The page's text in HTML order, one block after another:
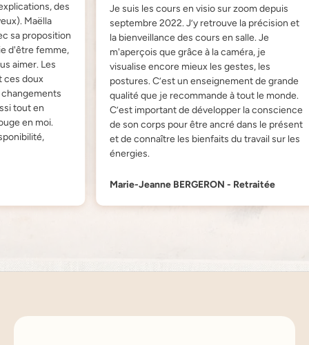
des
Maëlla
proposition
femme,
Les
doux
en
en moi.
Je suis les cours en visio sur zoom depuis
septembre 2022. J’y retrouve la précision et
la bienveillance des cours en salle. Je
m'aperçois que grâce à la caméra, je
visualise encore mieux les gestes, les
postures. C’est un enseignement de grande
qualité que je recommande à tout le monde.
C’est important de développer la conscience
de son corps pour être ancré dans le présent
et de connaître les bienfaits du travail sur les
énergies.
Marie-Jeanne BERGERON - Retraitée